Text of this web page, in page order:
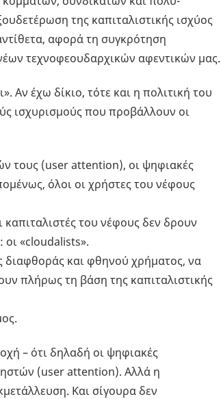
της καπιταλιστικής ισχύος
αφορά τη συγκρότηση
τεχνοφεουδαρχικών αφεντικών μας.
Αν έχω δίκιο, τότε και η πολιτική του
ισχυρισμούς που προβάλλουν οι
τους (user attention), οι ψηφιακές
όλοι οι χρήστες του νέφους
του νέφους δεν δρουν
οι «cloudalists».
και φθηνού χρήματος, να
πλήρως τη βάση της καπιταλιστικής
– ότι δηλαδή οι ψηφιακές
(user attention). Αλλά η
Και σίγουρα δεν